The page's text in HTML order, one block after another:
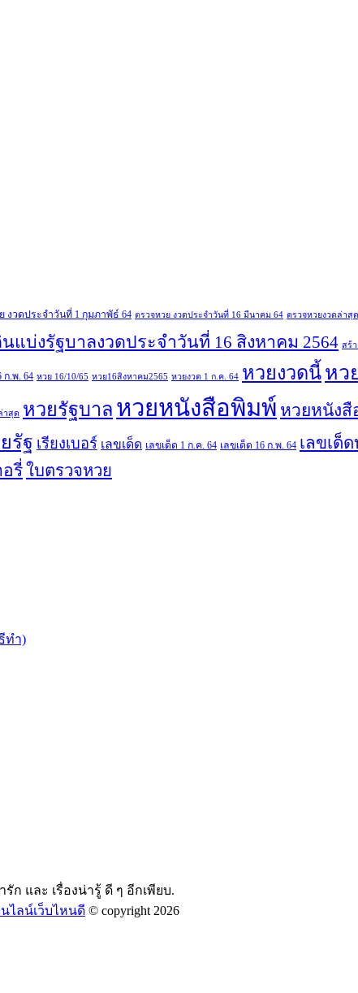
งวดประจำวันที่ 1 กุมภาพัธ์ 64 ตรวจหวย งวดประจำวันที่ 16 มีนาคม 64 ตรวจหวยงวดล่าสุ
แบ่งรัฐบาลงวดประจำวันที่ 16 สิงหาคม 2564 สร้า
ก.พ. 64 หวย 16/10/65 หวย16สิงหาคม2565 หวยงวด 1 ก.ค. 64 หวยงวดนี้หว
าสุด หวยรัฐบาล หวยหนังสือพิมพ์ หวยหนังสื
รัฐ เรียงเบอร์ เลขเด็ด เลขเด็ด 1 ก.ค. 64 เลขเด็ด 16 ก.พ. 64 เลขเด็
รี่ใบตรวจหวย
ทำ)
ก และ เรื่องน่ารู้ ดี ๆ อีกเพียบ.
ไลน์เว็บไหนดี © copyright 2026